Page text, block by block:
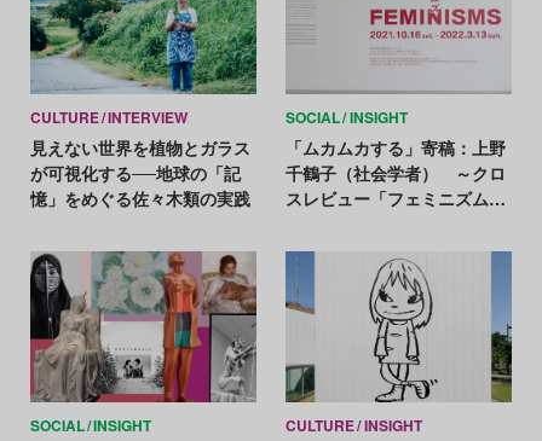
CULTURE INTERVIEW
見えない世界を植物とガラス
が可視化する──地球の「記
憶」をめぐる佐々木類の実践
SOCIAL INSIGHT
「ムカムカする」寄稿：上野
千鶴子（社会学者） ～クロ
スレビュー「フェミニズム
氏・鹿島茂氏評を受けて
SOCIAL INSIGHT CULTURE INSIGHT